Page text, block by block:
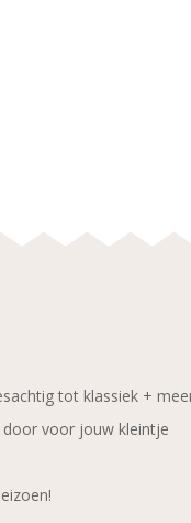
tot klassiek +
voor jouw kleintje